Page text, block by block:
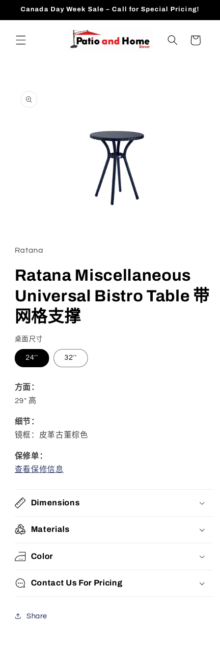
跳到内
Canada Day Week Sale – Call for Special Pricing!
物
跳至产
品信息
窗
中
打
开
媒
体
文
1
Ratana
Ratana Miscellaneous
Universal Bistro Table 带
网格支撑
桌面尺寸
24'' 32''
方面：
29" 高
细节：
镜框： 皮革古董棕色
保修单：
查看保修信息
Dimensions
Materials
Color
Contact Us For Pricing
Share